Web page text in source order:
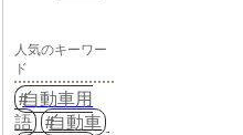
人気のキーワー
ド
自動車用
語
自動車